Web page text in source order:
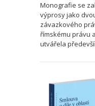
Monografie se
výprosy jako
závazkového
římskému právu
utvářela